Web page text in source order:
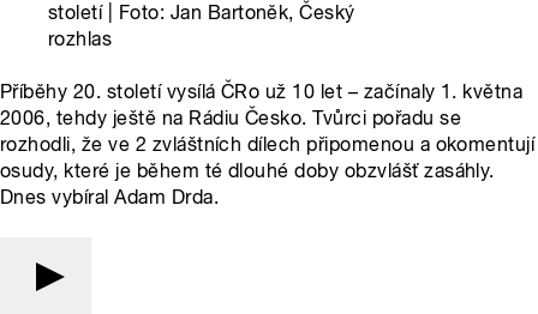
století | Foto: Jan Bartoněk, Český
rozhlas
Příběhy 20. století vysílá ČRo už 10 let – začínaly 1. května
2006, tehdy ještě na Rádiu Česko. Tvůrci pořadu se
rozhodli, že ve 2 zvláštních dílech připomenou a okomentují
osudy, které je během té dlouhé doby obzvlášť zasáhly.
Dnes vybíral Adam Drda.